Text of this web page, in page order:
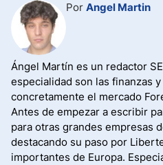
Por Angel Martin
Ángel Martín es un redactor
especialidad son las finanzas
concretamente el mercado
Antes de empezar a escribir
para otras grandes empresas
destacando su paso por
importantes de Europa.